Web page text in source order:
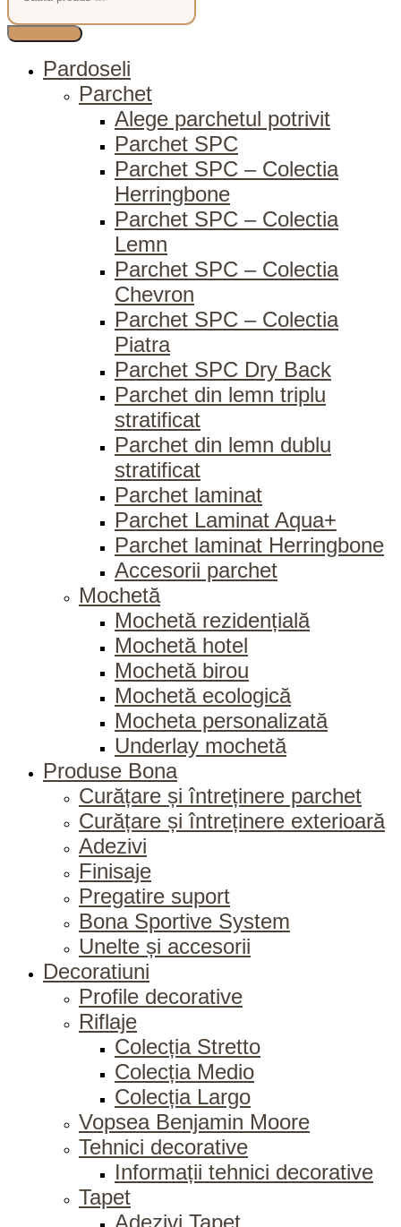
Pardoseli
Parchet
Alege parchetul potrivit
Parchet SPC
Parchet SPC – Colectia
Herringbone
Parchet SPC – Colectia
Lemn
Parchet SPC – Colectia
Chevron
Parchet SPC – Colectia
Piatra
Parchet SPC Dry Back
Parchet din lemn triplu
stratificat
Parchet din lemn dublu
stratificat
Parchet laminat
Parchet Laminat Aqua+
Parchet laminat Herringbone
Accesorii parchet
Mochetă
Mochetă rezidențială
Mochetă hotel
Mochetă birou
Mochetă ecologică
Mocheta personalizată
Underlay mochetă
Produse Bona
Curățare și întreținere parchet
Curățare și întreținere exterioară
Adezivi
Finisaje
Pregatire suport
Bona Sportive System
Unelte și accesorii
Decoratiuni
Profile decorative
Riflaje
Colecția Stretto
Colecția Medio
Colecția Largo
Vopsea Benjamin Moore
Tehnici decorative
Informații tehnici decorative
Tapet
Adezivi Tapet